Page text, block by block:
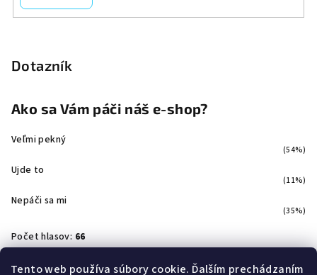
Tento web používa súbory cookie. Ďalším prechádzaním
Dotazník
Ako sa Vám páči náš e-shop?
Veľmi pekný
(54%)
Ujde to
(11%)
Nepáči sa mi
(35%)
Počet hlasov: 66